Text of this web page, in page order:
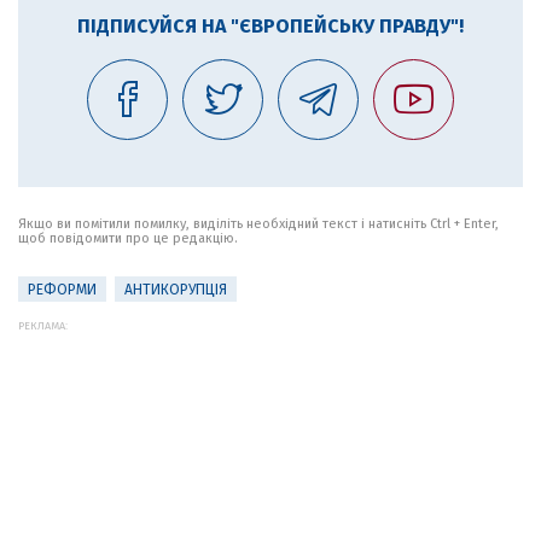
ПІДПИСУЙСЯ НА "ЄВРОПЕЙСЬКУ ПРАВДУ"!
Якщо ви помітили помилку, виділіть необхідний текст і натисніть Ctrl + Enter,
щоб повідомити про це редакцію.
РЕФОРМИ АНТИКОРУПЦІЯ
РЕКЛАМА: